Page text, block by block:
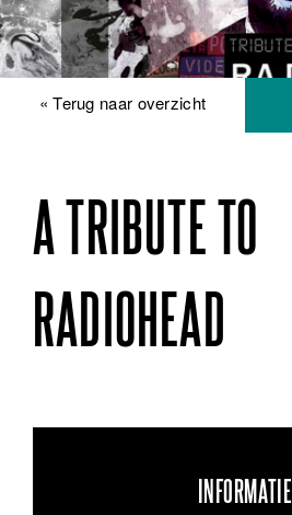
« Terug naar overzicht
A TRIBUTE TO
RADIOHEAD
INFORMATIE